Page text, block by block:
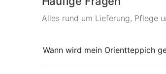
Alles rund um Lieferung, Pflege
Wann wird mein Orientteppich